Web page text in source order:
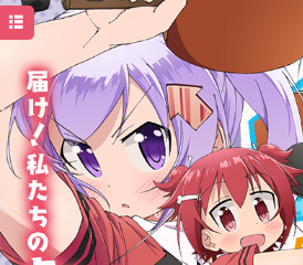
トップ
ニュース
イントロダクション
ストーリー
スタッフキャスト
キャラクター
オンエア